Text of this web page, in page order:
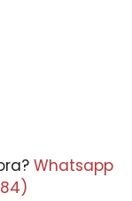
Whatsapp